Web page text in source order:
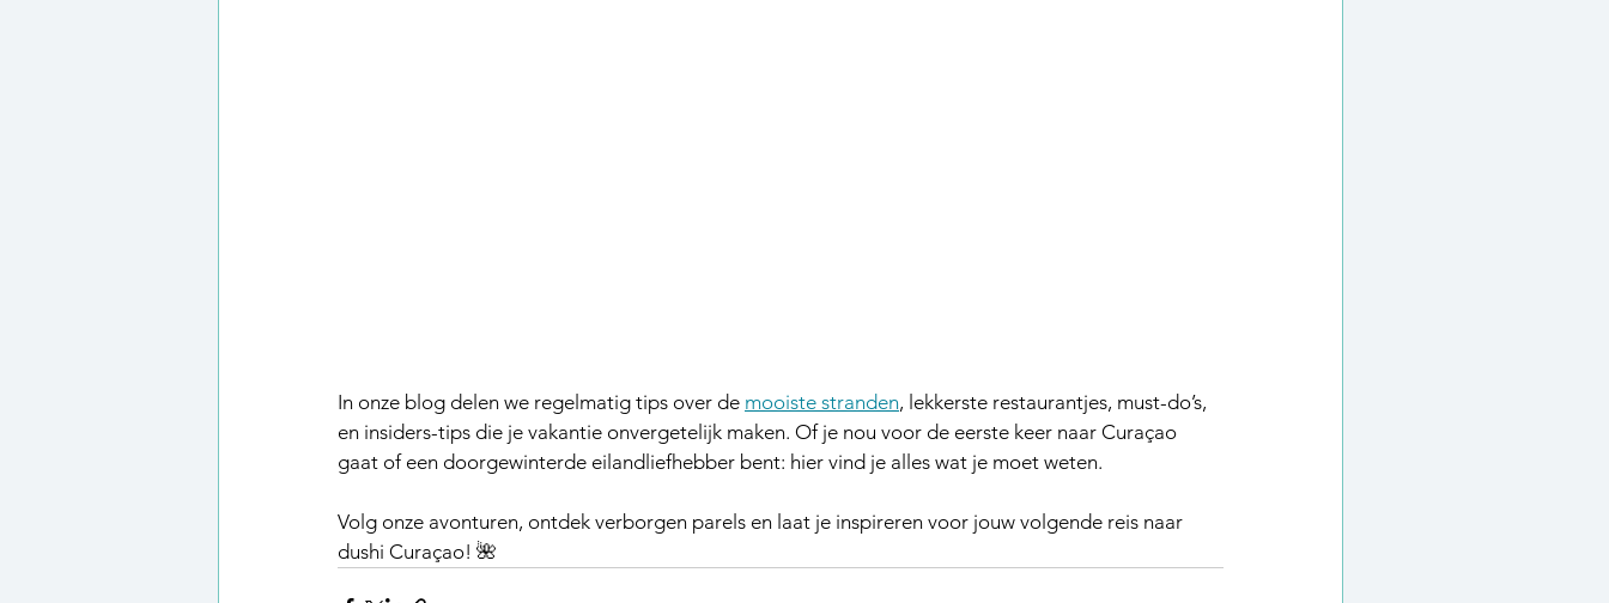
In onze blog delen we regelmatig tips over de mooiste stranden, lekkerste restaurantjes, must-do’s,
en insiders-tips die je vakantie onvergetelijk maken. Of je nou voor de eerste keer naar Curaçao
gaat of een doorgewinterde eilandliefhebber bent: hier vind je alles wat je moet weten.
Volg onze avonturen, ontdek verborgen parels en laat je inspireren voor jouw volgende reis naar
dushi Curaçao! 🌺